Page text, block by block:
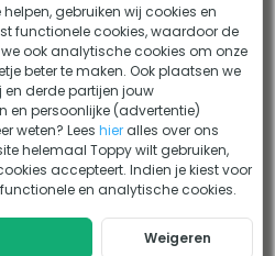
een R-waarde tussen
gebruiken wij cookies en
functionele cookies, waardoor de
ook analytische cookies om onze
beter te maken. Ook plaatsen we
derde partijen jouw
en persoonlijke (advertentie)
weten? Leeshier alles over ons
helemaal Toppy wilt gebruiken,
accepteert. Indien je kiest voor
en analytische cookies.
Weigeren